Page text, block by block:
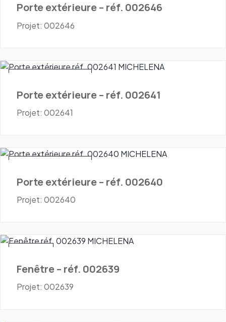
Porte extérieure – réf. 002646
Projet: 002646
Porte extérieure – réf. 002641
Projet: 002641
Porte extérieure – réf. 002640
Projet: 002640
Fenêtre – réf. 002639
Projet: 002639